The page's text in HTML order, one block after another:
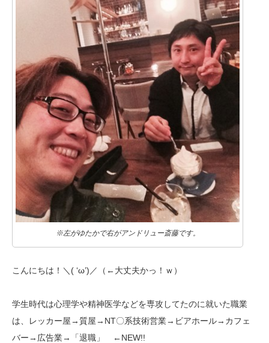
※左がゆたかで右がアンドリュー斎藤です。
こんにちは！＼( ‘ω’)／（←大丈夫かっ！ｗ）
学生時代は心理学や精神医学などを専攻してたのに就いた職業
は、
レッカー屋→質屋→NT〇系技術営業→ビアホール→カフェ
バー→広告業→「退職」 ←NEW!!